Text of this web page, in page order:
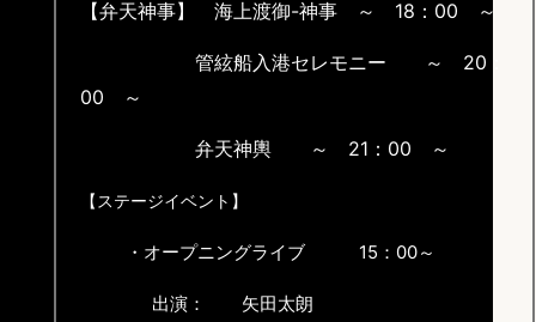
【弁天神事】 海上渡御-神事 ～ 18：00 ～
管絃船入港セレモニー ～ 20：
00 ～
弁天神輿 ～ 21：00 ～
【ステージイベント】
・オープニングライブ 15：00～
出演： 矢田太朗